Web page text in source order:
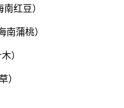
红豆）
南蒲桃）
）
）